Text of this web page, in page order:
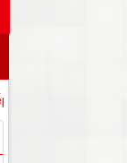
bàn tỉnh Hải